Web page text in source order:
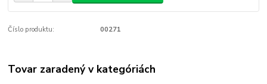
Číslo produktu: 00271
Tovar zaradený v kategóriách